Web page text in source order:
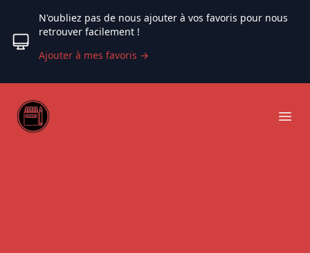
N'oubliez pas de nous ajouter à vos favoris pour nous
retrouver facilement !
Ajouter à mes favoris →
Web coloriage